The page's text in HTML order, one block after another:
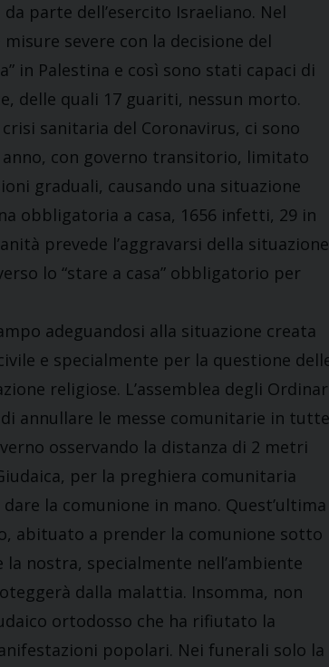
parte dell’esercito Israeliano. Nel
severe con la decisione del
in Palestina e così sono stati capaci di
delle quali 17 guariti, nessun morto.
sanitaria del Coronavirus, ci sono
con governo transitorio, limitato
graduali, causando una situazione
obbligatoria a casa, 1656 infetti, 29 in
prevede l’aggravarsi della situazione
lo “stare a casa” obbligatorio per
adeguandosi alla situazione creata
e specialmente per la questione
religiose. L’assemblea degli
annullare le messe comunitarie in tutte
osservando la distanza di 2 metri
per la preghiera comunitaria
la comunione in mano. Quest’ultima
abituato a prender la comunione sotto
nostra, specialmente nell’ambiente
dalla malattia. Insomma, non
ortodosso che ha rifiutato la
popolari. Nei funerali solo la